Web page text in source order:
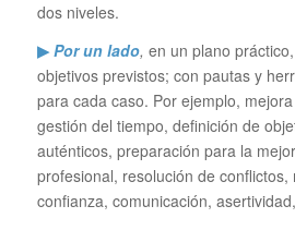
dos niveles.
▶Por un lado, en un plano
objetivos previstos; con pautas y
para cada caso. Por ejemplo,
gestión del tiempo, definición de
auténticos, preparación para la
profesional, resolución de conflictos,
confianza, comunicación,